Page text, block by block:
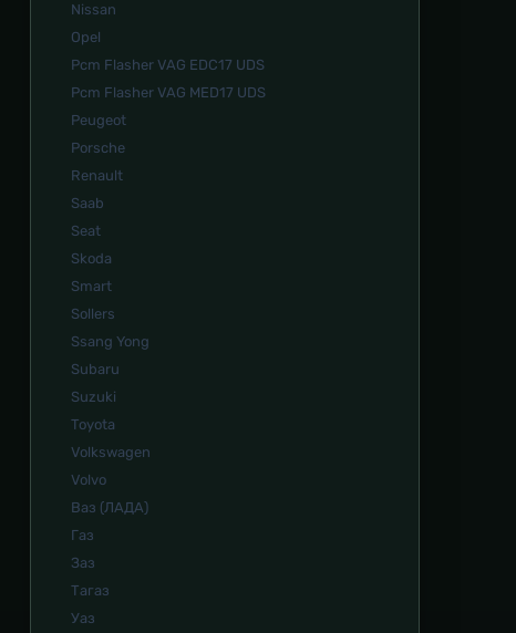
Nissan
Opel
Pcm Flasher VAG EDC17 UDS
Pcm Flasher VAG MED17 UDS
Peugeot
Porsche
Renault
Saab
Seat
Skoda
Smart
Sollers
Ssang Yong
Subaru
Suzuki
Toyota
Volkswagen
Volvo
Ваз (ЛАДА)
Газ
Заз
Тагаз
Уаз